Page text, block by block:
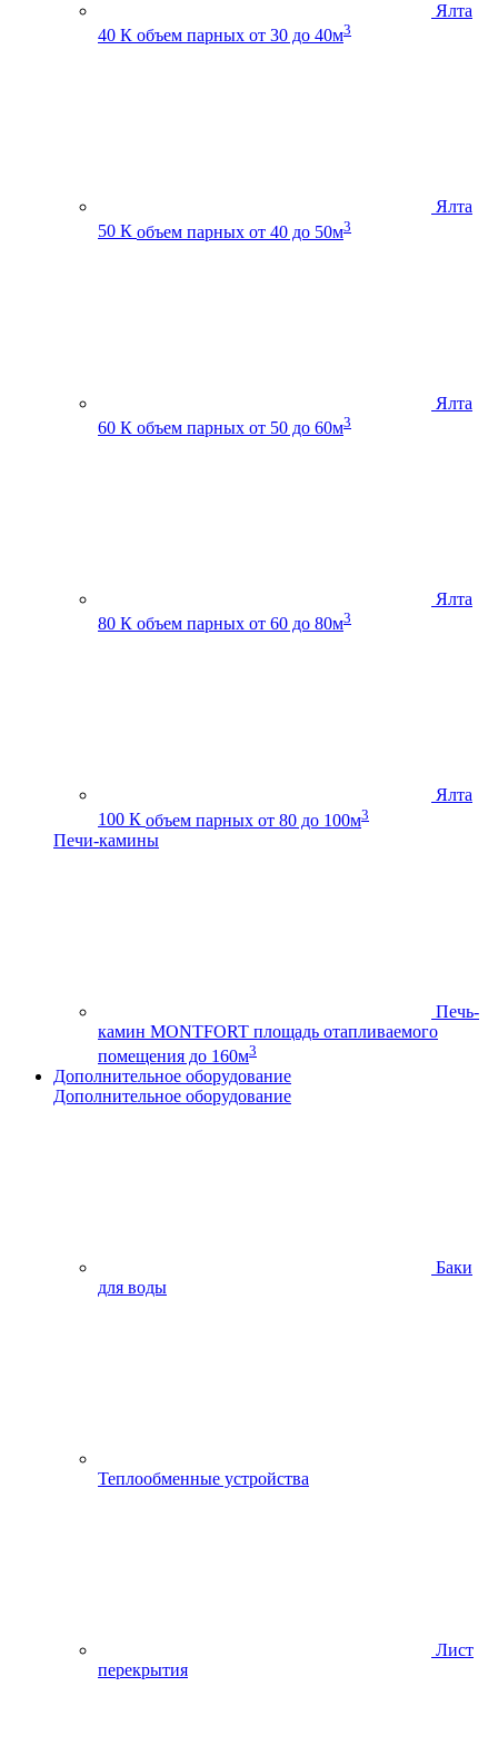
Ялта
40 К объем парных от 30 до 40м3
Ялта
50 К объем парных от 40 до 50м3
Ялта
60 К объем парных от 50 до 60м3
Ялта
80 К объем парных от 60 до 80м3
Ялта
100 К объем парных от 80 до 100м3
Печи-камины
Печь-
камин MONTFORT площадь отапливаемого
помещения до 160м3
Дополнительное оборудование
Дополнительное оборудование
Баки
для воды
Теплообменные устройства
Лист
перекрытия